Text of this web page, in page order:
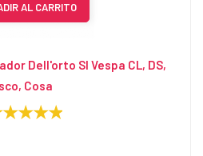
AL CARRITO
Dell'orto SI Vespa CL, DS,
Cosa